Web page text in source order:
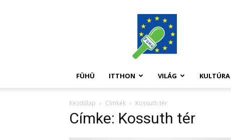
FüHü
FÜHÜ ITTHON VILÁG KULTÚRA
Kezdőlap Címkék Kossuth tér
Címke: Kossuth tér